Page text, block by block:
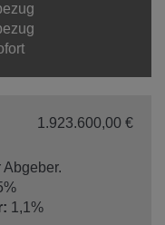
1.923.600,00 €
1,1%